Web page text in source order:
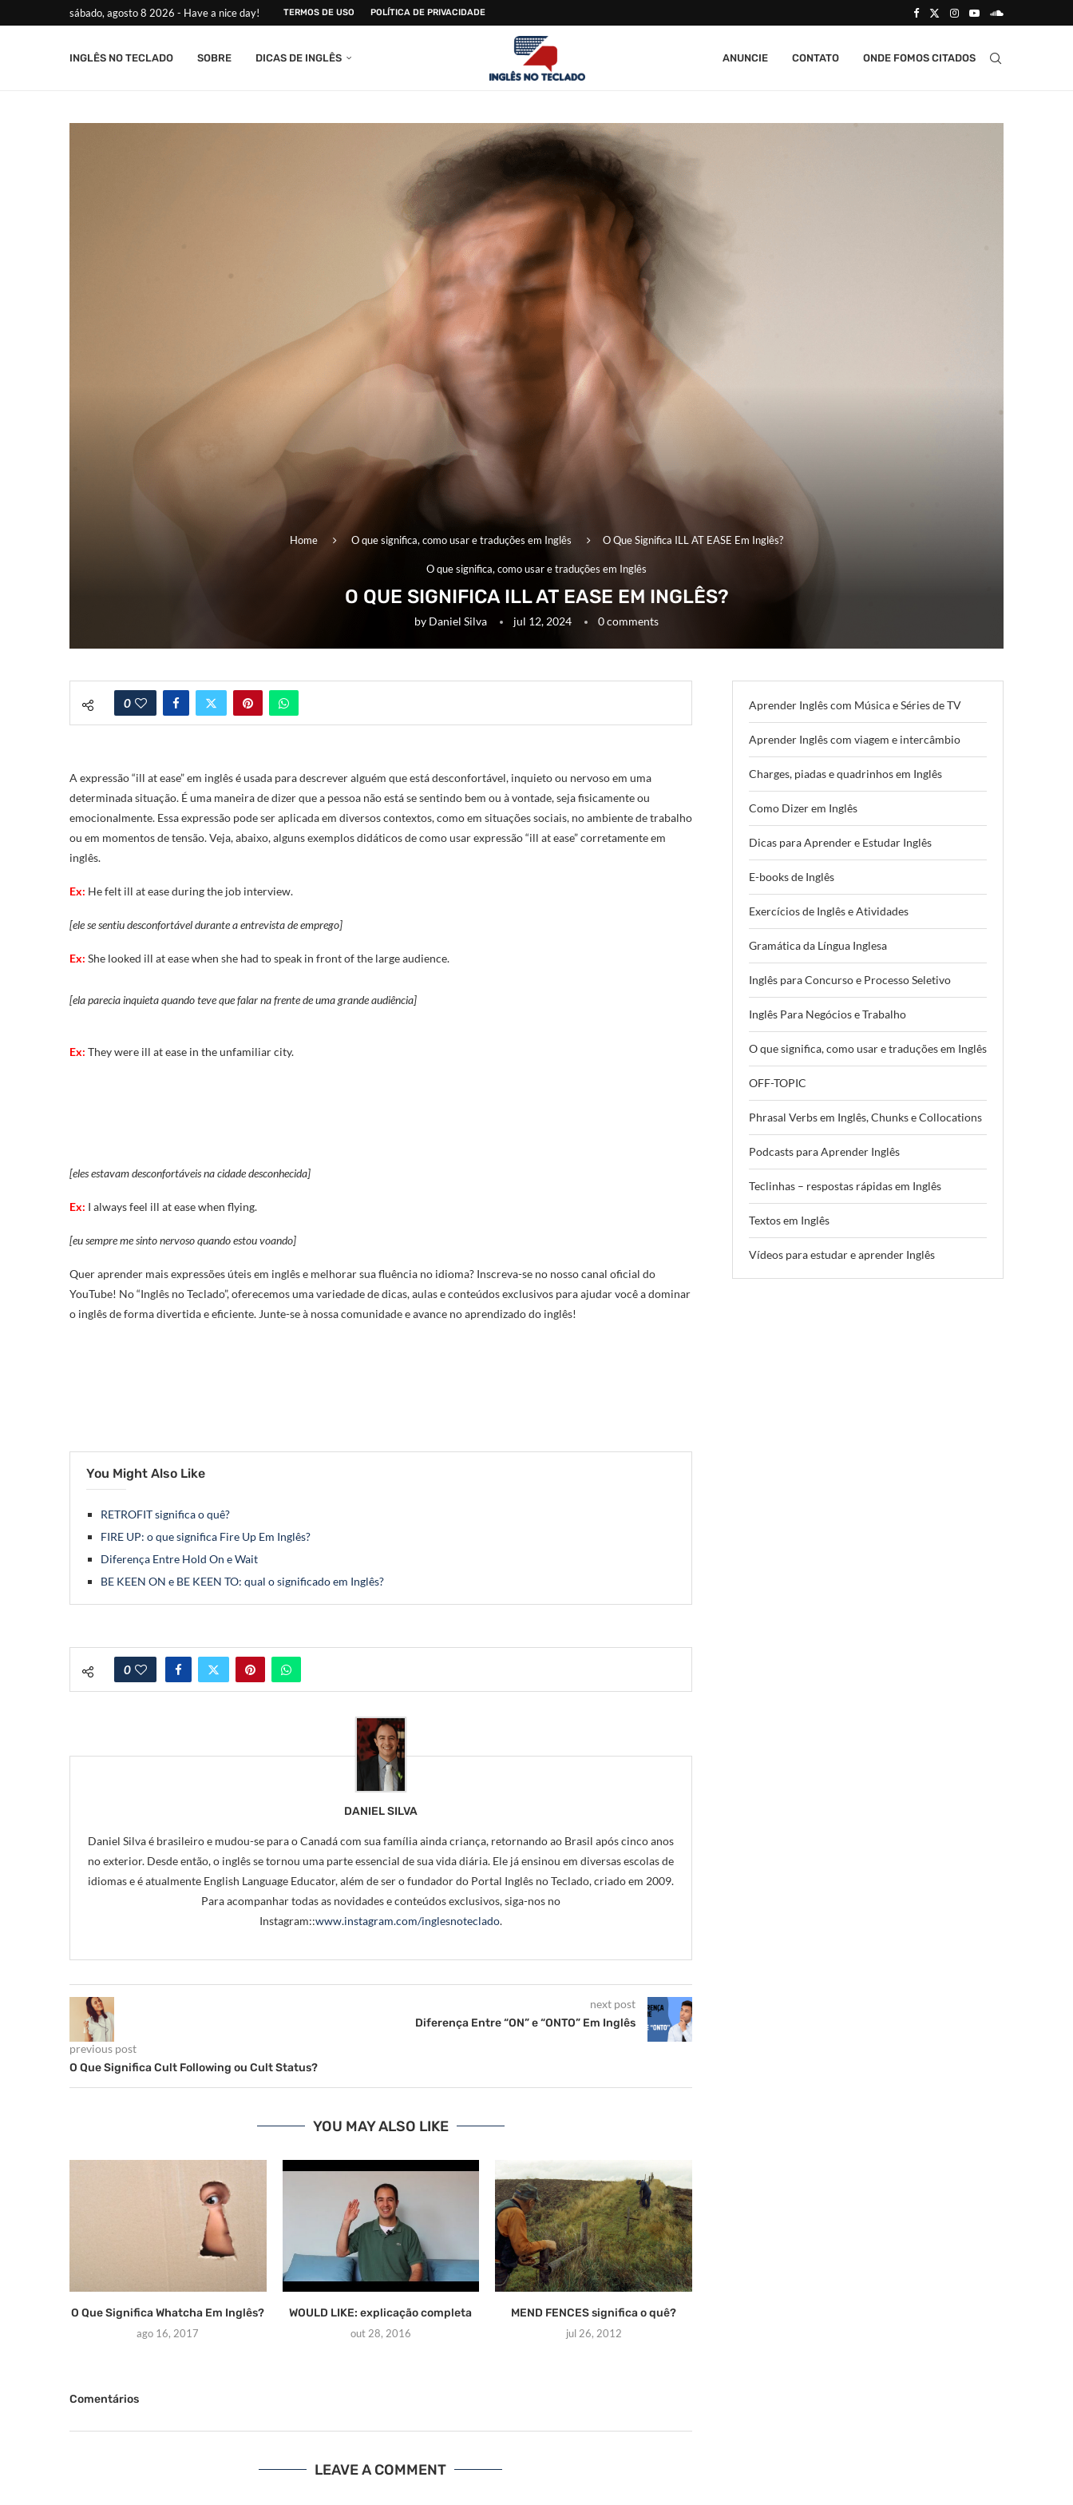
sábado, agosto 8 2026 - Have a nice day! TERMOS DE USO POLÍTICA DE PRIVACIDADE
INGLÊS NO TECLADO SOBRE DICAS DE INGLÊS ANUNCIE CONTATO ONDE FOMOS CITADOS
Home O que significa, como usar e traduções em Inglês O Que Significa ILL AT EASE Em Inglês?
O que significa, como usar e traduções em Inglês
O QUE SIGNIFICA ILL AT EASE EM INGLÊS?
by Daniel Silva jul 12, 2024 0 comments
0
A expressão “ill at ease” em inglês é usada para descrever alguém que está desconfortável, inquieto ou nervoso em uma
determinada situação. É uma maneira de dizer que a pessoa não está se sentindo bem ou à vontade, seja fisicamente ou
emocionalmente. Essa expressão pode ser aplicada em diversos contextos, como em situações sociais, no ambiente de trabalho
ou em momentos de tensão. Veja, abaixo, alguns exemplos didáticos de como usar expressão “ill at ease” corretamente em
inglês.
Ex: He felt ill at ease during the job interview.
[ele se sentiu desconfortável durante a entrevista de emprego]
Ex: She looked ill at ease when she had to speak in front of the large audience.
[ela parecia inquieta quando teve que falar na frente de uma grande audiência]
Ex: They were ill at ease in the unfamiliar city.
[eles estavam desconfortáveis na cidade desconhecida]
Ex: I always feel ill at ease when flying.
[eu sempre me sinto nervoso quando estou voando]
Quer aprender mais expressões úteis em inglês e melhorar sua fluência no idioma? Inscreva-se no nosso canal oficial do
YouTube! No “Inglês no Teclado”, oferecemos uma variedade de dicas, aulas e conteúdos exclusivos para ajudar você a dominar
o inglês de forma divertida e eficiente. Junte-se à nossa comunidade e avance no aprendizado do inglês!
You Might Also Like
RETROFIT significa o quê?
FIRE UP: o que significa Fire Up Em Inglês?
Diferença Entre Hold On e Wait
BE KEEN ON e BE KEEN TO: qual o significado em Inglês?
0
DANIEL SILVA
Daniel Silva é brasileiro e mudou-se para o Canadá com sua família ainda criança, retornando ao Brasil após cinco anos
no exterior. Desde então, o inglês se tornou uma parte essencial de sua vida diária. Ele já ensinou em diversas escolas de
idiomas e é atualmente English Language Educator, além de ser o fundador do Portal Inglês no Teclado, criado em 2009.
Para acompanhar todas as novidades e conteúdos exclusivos, siga-nos no
Instagram::www.instagram.com/inglesnoteclado.
previous post
O Que Significa Cult Following ou Cult Status?
next post
Diferença Entre “ON” e “ONTO” Em Inglês
YOU MAY ALSO LIKE
O Que Significa Whatcha Em Inglês?
ago 16, 2017
WOULD LIKE: explicação completa
out 28, 2016
MEND FENCES significa o quê?
jul 26, 2012
Comentários
LEAVE A COMMENT
Aprender Inglês com Música e Séries de TV
Aprender Inglês com viagem e intercâmbio
Charges, piadas e quadrinhos em Inglês
Como Dizer em Inglês
Dicas para Aprender e Estudar Inglês
E-books de Inglês
Exercícios de Inglês e Atividades
Gramática da Língua Inglesa
Inglês para Concurso e Processo Seletivo
Inglês Para Negócios e Trabalho
O que significa, como usar e traduções em Inglês
OFF-TOPIC
Phrasal Verbs em Inglês, Chunks e Collocations
Podcasts para Aprender Inglês
Teclinhas – respostas rápidas em Inglês
Textos em Inglês
Vídeos para estudar e aprender Inglês